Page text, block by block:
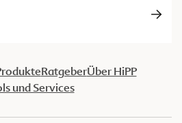
RatgeberÜber HiPP
und Services